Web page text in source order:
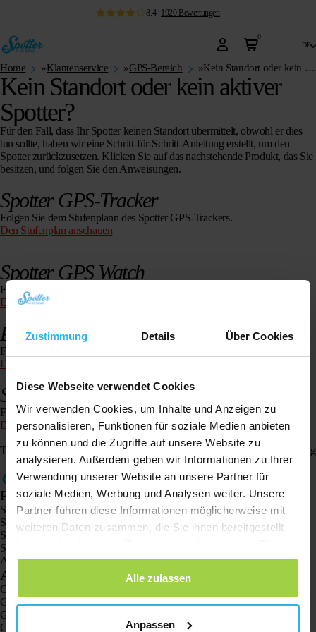
Zustimmung Details Über Cookies
Diese Webseite verwendet Cookies
Wir verwenden Cookies, um Inhalte und Anzeigen zu
personalisieren, Funktionen für soziale Medien anbieten
zu können und die Zugriffe auf unsere Website zu
analysieren. Außerdem geben wir Informationen zu Ihrer
Verwendung unserer Website an unsere Partner für
soziale Medien, Werbung und Analysen weiter. Unsere
Partner führen diese Informationen möglicherweise mit
weiteren Daten zusammen, die Sie ihnen bereitgestellt
haben oder die sie im Rahmen Ihrer Nutzung der Dienste
gesammelt haben.
Alle zulassen
Anpassen
8.4| 1920 Bewertungen
0
de
Home »Klantenservice »GPS-Bereich » Kein Standort oder kein aktiver Spotter?
Kein Standort oder kein aktiver
Spotter?
Für den Fall, dass Ihr Spotter keinen Standort übermittelt, obwohl er dies
tun sollte, haben wir eine Schritt-für-Schritt-Anleitung erstellt, um den
Spotter zurückzusetzen. Klicken Sie auf das nachstehende Produkt, das Sie
besitzen, und folgen Sie den Anweisungen.
Spotter GPS-Tracker
Folgen Sie dem Stufenplann des Spotter GPS-Trackers.
Den Stufenplan anschauen
Spotter GPS Watch
Folgen Sie dem Stufenplan der Spotter GPS Watch.
Den Stufenplan anschauen
Pet Spotter (Katzen und Hunde)
Folgen Sie der Schritt-für-Schritt-Anleitung für den Pet Spotter.
Den Stufenplan anschauen
Spotter GPS Watch – Air
Folgen Sie der Schritt-für-Schritt-Anleitung für die GPS Watch – Air.
Den Stufenplan anschauen
Tags: keine Verbindung, funktioniert nicht, kein Standort, keine Verbindung
Produkte
Spotter GPS-Tracker X10
Spotter Senior GPS-Uhr
Spotter GPS-Uhr Explorer
Spotter GPS-Uhr für Kinder
Animal Spotter
Anwendungen
GPS-Tracker
GPS-Tracker für Kinder
GPS-Uhren für Kinder
GPS-Tracker für Katzen